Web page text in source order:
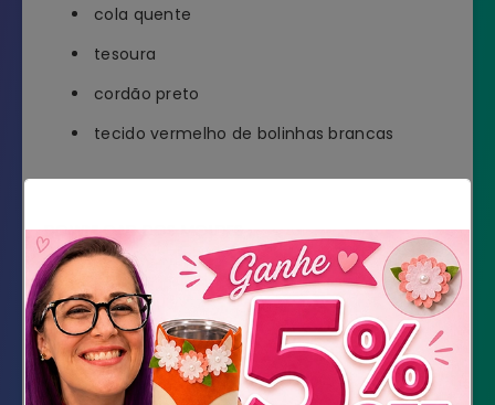
cola quente
tesoura
cordão preto
tecido vermelho de bolinhas brancas
DOWNLOAD DOS MOLDES